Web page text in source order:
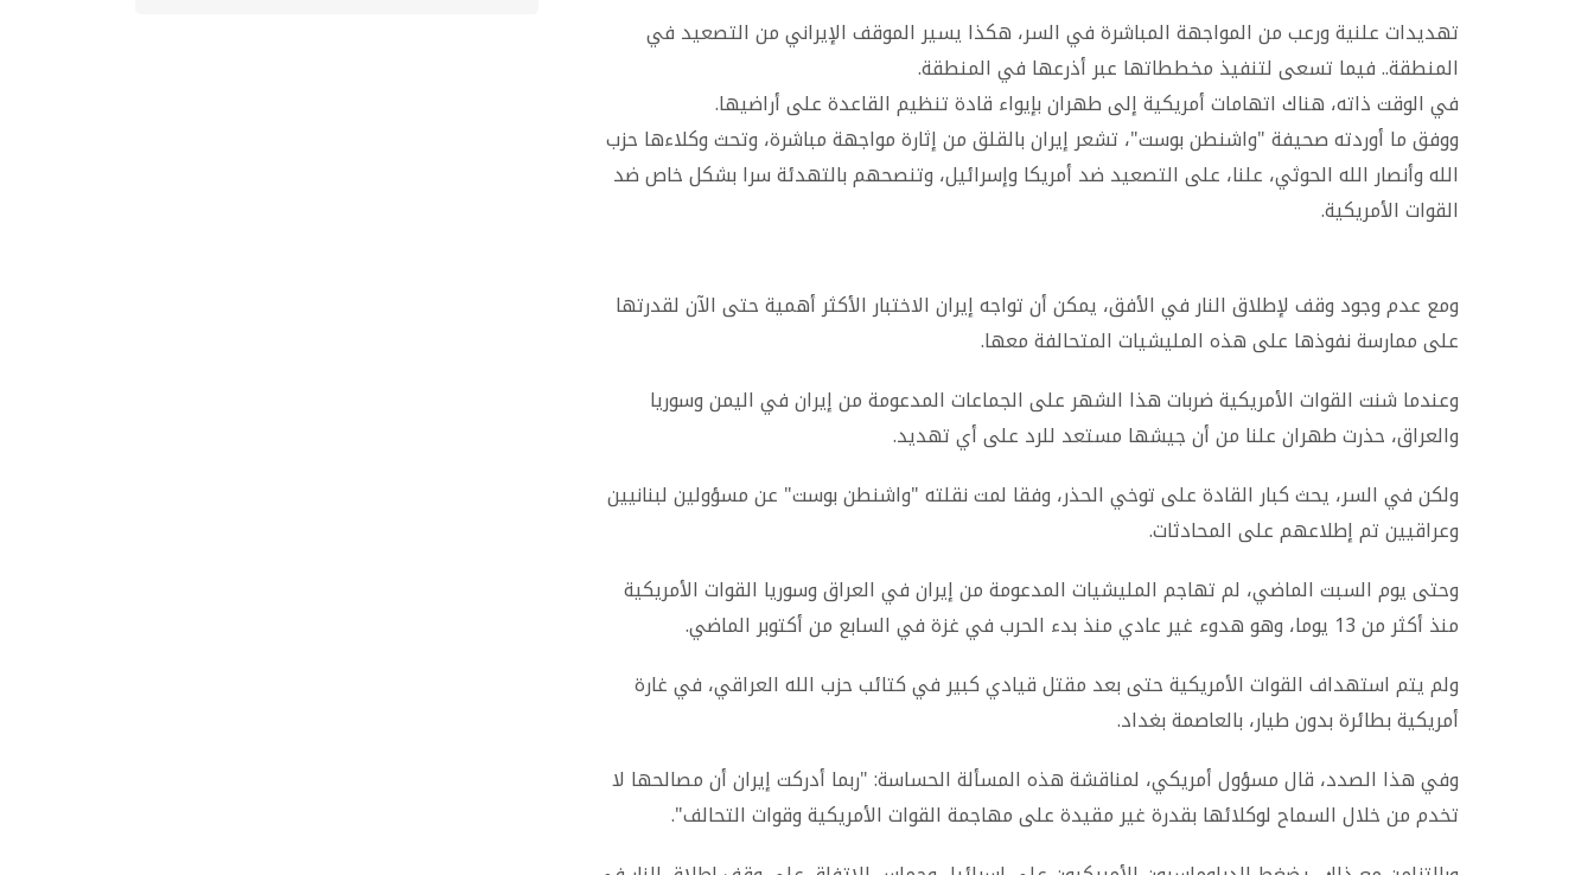
تهديدات علنية ورعب من المواجهة المباشرة في السر، هكذا يسير الموقف الإيراني من التصعيد في
المنطقة.. فيما تسعى لتنفيذ مخططاتها عبر أذرعها في المنطقة.
في الوقت ذاته، هناك اتهامات أمريكية إلى طهران بإيواء قادة تنظيم القاعدة على أراضيها.
ووفق ما أوردته صحيفة "واشنطن بوست"، تشعر إيران بالقلق من إثارة مواجهة مباشرة، وتحث وكلاءها حزب
الله وأنصار الله الحوثي، علنا، على التصعيد ضد أمريكا وإسرائيل، وتنصحهم بالتهدئة سرا بشكل خاص ضد
القوات الأمريكية.
ومع عدم وجود وقف لإطلاق النار في الأفق، يمكن أن تواجه إيران الاختبار الأكثر أهمية حتى الآن لقدرتها
على ممارسة نفوذها على هذه المليشيات المتحالفة معها.
وعندما شنت القوات الأمريكية ضربات هذا الشهر على الجماعات المدعومة من إيران في اليمن وسوريا
والعراق، حذرت طهران علنا من أن جيشها مستعد للرد على أي تهديد.
ولكن في السر، يحث كبار القادة على توخي الحذر، وفقا لمت نقلته "واشنطن بوست" عن مسؤولين لبنانيين
وعراقيين تم إطلاعهم على المحادثات.
وحتى يوم السبت الماضي، لم تهاجم المليشيات المدعومة من إيران في العراق وسوريا القوات الأمريكية
منذ أكثر من 13 يوما، وهو هدوء غير عادي منذ بدء الحرب في غزة في السابع من أكتوبر الماضي.
ولم يتم استهداف القوات الأمريكية حتى بعد مقتل قيادي كبير في كتائب حزب الله العراقي، في غارة
أمريكية بطائرة بدون طيار، بالعاصمة بغداد.
وفي هذا الصدد، قال مسؤول أمريكي، لمناقشة هذه المسألة الحساسة: "ربما أدركت إيران أن مصالحها لا
تخدم من خلال السماح لوكلائها بقدرة غير مقيدة على مهاجمة القوات الأمريكية وقوات التحالف".